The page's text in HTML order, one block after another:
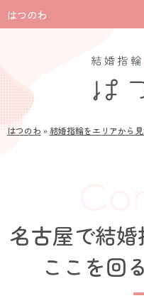
はつのわ
はつのわ »結婚指輪をエリアから
名古屋で結
ここを回